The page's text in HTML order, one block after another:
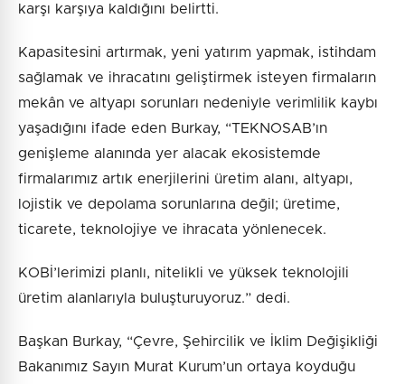
karşı karşıya kaldığını belirtti.
Kapasitesini artırmak, yeni yatırım yapmak, istihdam
sağlamak ve ihracatını geliştirmek isteyen firmaların
mekân ve altyapı sorunları nedeniyle verimlilik kaybı
yaşadığını ifade eden Burkay, “TEKNOSAB’ın
genişleme alanında yer alacak ekosistemde
firmalarımız artık enerjilerini üretim alanı, altyapı,
lojistik ve depolama sorunlarına değil; üretime,
ticarete, teknolojiye ve ihracata yönlenecek.
KOBİ’lerimizi planlı, nitelikli ve yüksek teknolojili
üretim alanlarıyla buluşturuyoruz.” dedi.
Başkan Burkay, “Çevre, Şehircilik ve İklim Değişikliği
Bakanımız Sayın Murat Kurum’un ortaya koyduğu